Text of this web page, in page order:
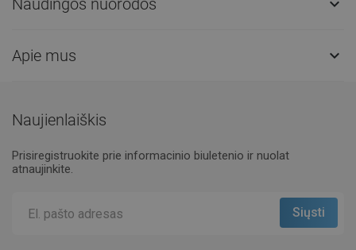

Apie mus 
Naujienlaiškis
Prisiregistruokite prie informacinio biuletenio ir nuolat
atnaujinkite.